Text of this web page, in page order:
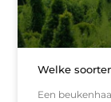
Welke
Een